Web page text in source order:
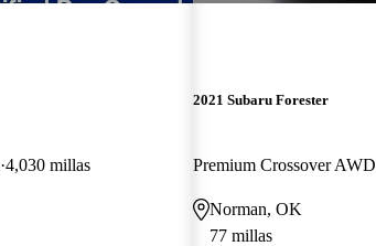
4,030 millas
2021 Subaru Forester
Premium Crossover AWD
Norman, OK
77 millas